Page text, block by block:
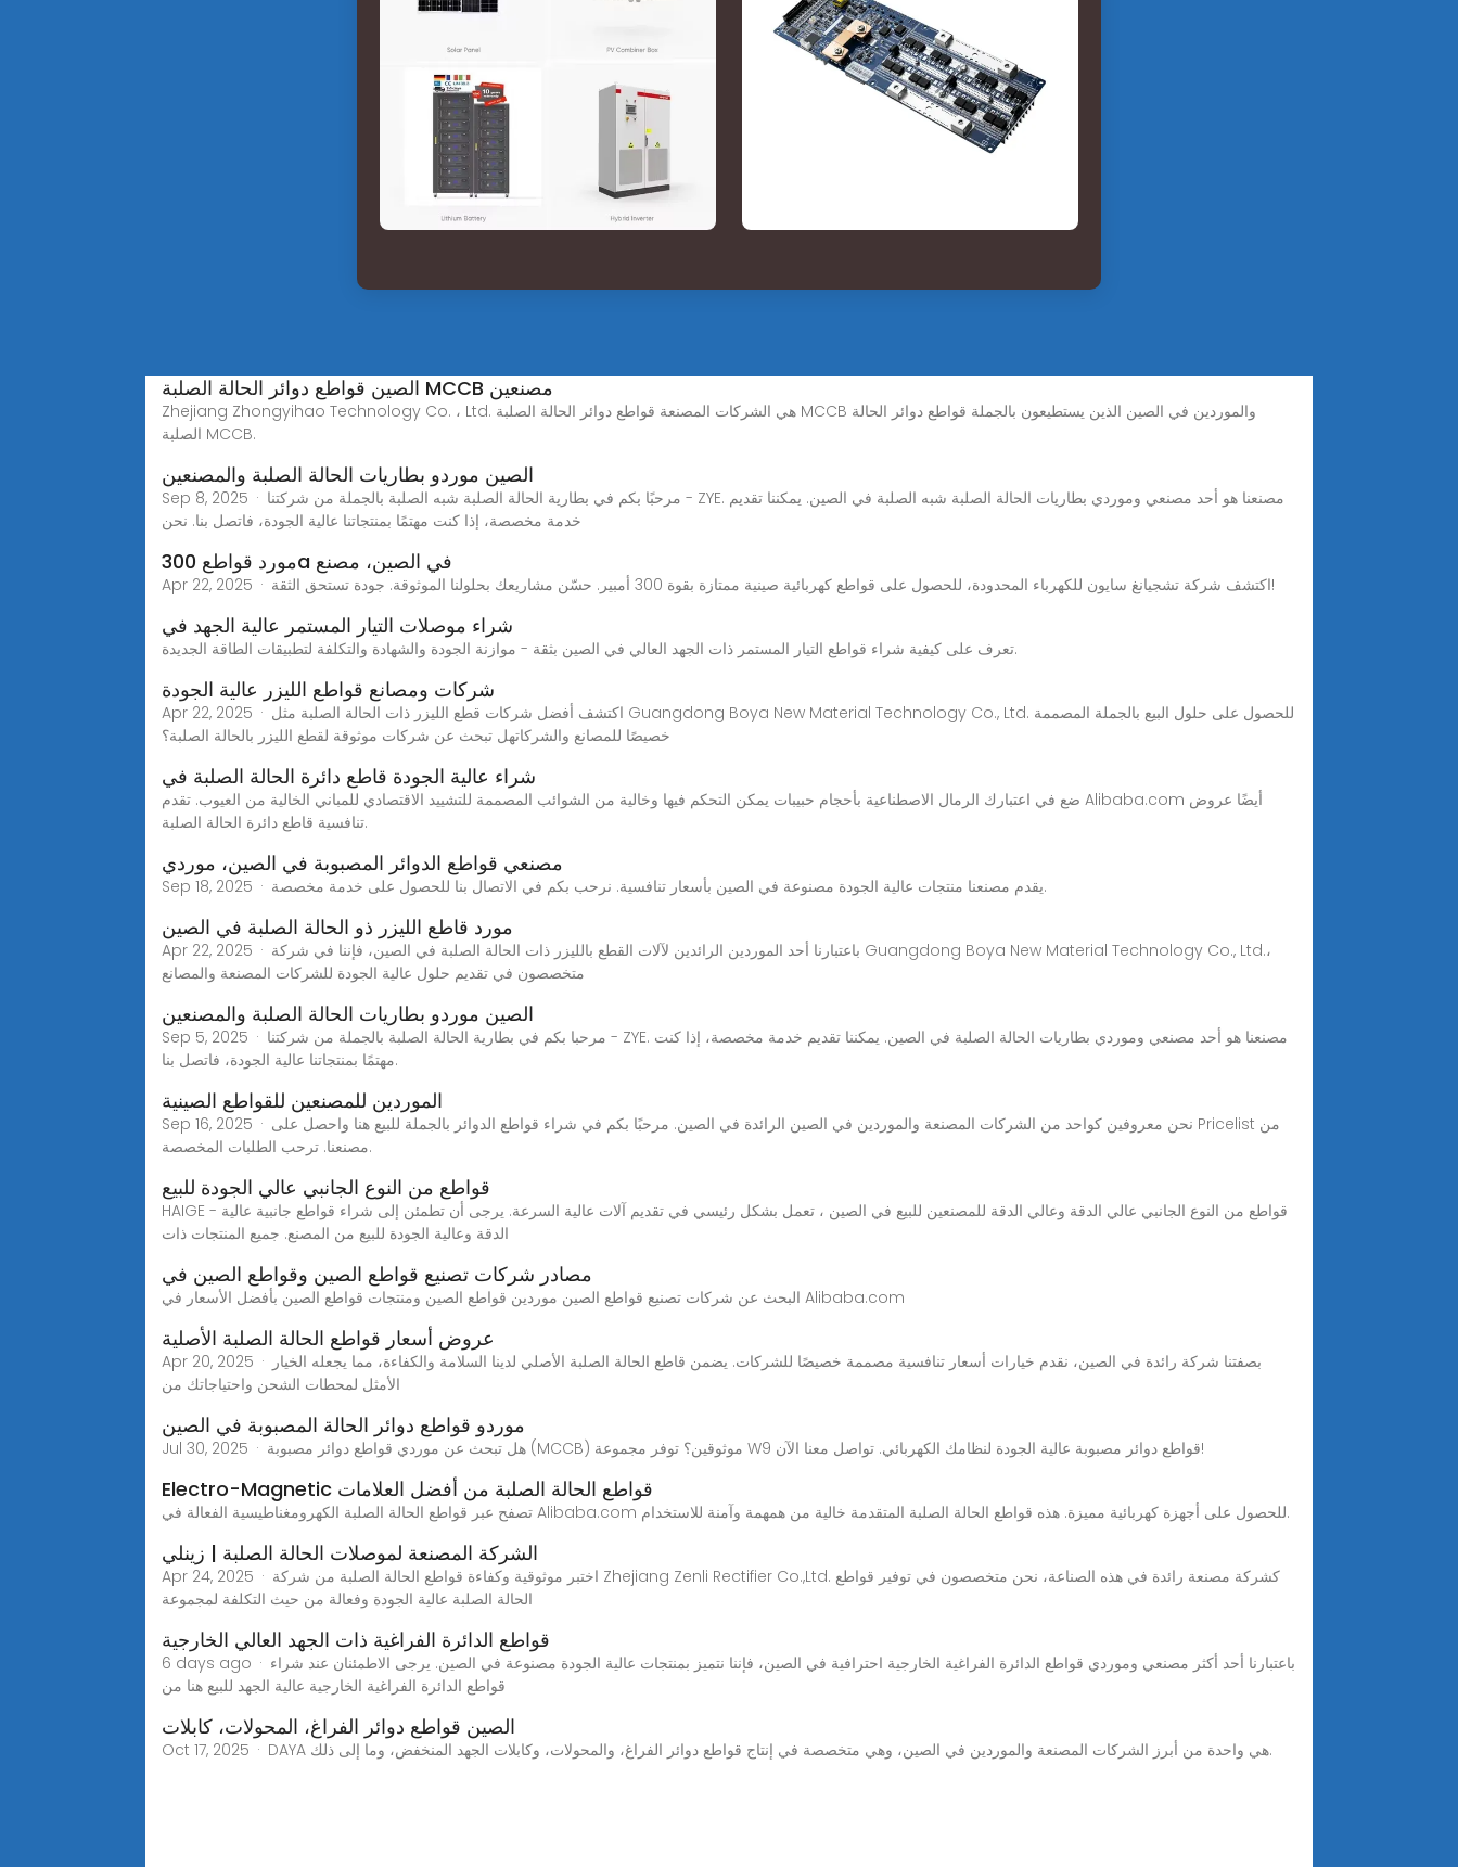
الصين قواطع دوائر الحالة الصلبة MCCB مصنعين
Zhejiang Zhongyihao Technology Co. ، Ltd. هي الشركات المصنعة قواطع دوائر الحالة الصلبة MCCB والموردين في الصين الذين يستطيعون بالجملة قواطع دوائر الحالة
الصلبة MCCB.
الصين موردو بطاريات الحالة الصلبة والمصنعين
Sep 8, 2025 · مرحبًا بكم في بطارية الحالة الصلبة شبه الصلبة بالجملة من شركتنا - ZYE. مصنعنا هو أحد مصنعي وموردي بطاريات الحالة الصلبة شبه الصلبة في الصين. يمكننا تقديم
خدمة مخصصة، إذا كنت مهتمًا بمنتجاتنا عالية الجودة، فاتصل بنا. نحن
مورد قواطع 300a في الصين، مصنع
Apr 22, 2025 · اكتشف شركة تشجيانغ سايون للكهرباء المحدودة، للحصول على قواطع كهربائية صينية ممتازة بقوة 300 أمبير. حسّن مشاريعك بحلولنا الموثوقة. جودة تستحق الثقة!
شراء موصلات التيار المستمر عالية الجهد في
تعرف على كيفية شراء قواطع التيار المستمر ذات الجهد العالي في الصين بثقة - موازنة الجودة والشهادة والتكلفة لتطبيقات الطاقة الجديدة.
شركات ومصانع قواطع الليزر عالية الجودة
Apr 22, 2025 · اكتشف أفضل شركات قطع الليزر ذات الحالة الصلبة مثل Guangdong Boya New Material Technology Co., Ltd. للحصول على حلول البيع بالجملة المصممة
خصيصًا للمصانع والشركاتهل تبحث عن شركات موثوقة لقطع الليزر بالحالة الصلبة؟
شراء عالية الجودة قاطع دائرة الحالة الصلبة في
ضع في اعتبارك الرمال الاصطناعية بأحجام حبيبات يمكن التحكم فيها وخالية من الشوائب المصممة للتشييد الاقتصادي للمباني الخالية من العيوب. تقدم Alibaba.com أيضًا عروض
تنافسية قاطع دائرة الحالة الصلبة.
مصنعي قواطع الدوائر المصبوبة في الصين، موردي
Sep 18, 2025 · يقدم مصنعنا منتجات عالية الجودة مصنوعة في الصين بأسعار تنافسية. نرحب بكم في الاتصال بنا للحصول على خدمة مخصصة.
مورد قاطع الليزر ذو الحالة الصلبة في الصين
Apr 22, 2025 · باعتبارنا أحد الموردين الرائدين لآلات القطع بالليزر ذات الحالة الصلبة في الصين، فإننا في شركة Guangdong Boya New Material Technology Co., Ltd.،
متخصصون في تقديم حلول عالية الجودة للشركات المصنعة والمصانع
الصين موردو بطاريات الحالة الصلبة والمصنعين
Sep 5, 2025 · مرحبا بكم في بطارية الحالة الصلبة بالجملة من شركتنا - ZYE. مصنعنا هو أحد مصنعي وموردي بطاريات الحالة الصلبة في الصين. يمكننا تقديم خدمة مخصصة، إذا كنت
مهتمًا بمنتجاتنا عالية الجودة، فاتصل بنا.
الموردين للمصنعين للقواطع الصينية
Sep 16, 2025 · نحن معروفين كواحد من الشركات المصنعة والموردين في الصين الرائدة في الصين. مرحبًا بكم في شراء قواطع الدوائر بالجملة للبيع هنا واحصل على Pricelist من
مصنعنا. ترحب الطلبات المخصصة.
قواطع من النوع الجانبي عالي الجودة للبيع
HAIGE - قواطع من النوع الجانبي عالي الدقة وعالي الدقة للمصنعين للبيع في الصين ، تعمل بشكل رئيسي في تقديم آلات عالية السرعة. يرجى أن تطمئن إلى شراء قواطع جانبية عالية
الدقة وعالية الجودة للبيع من المصنع. جميع المنتجات ذات
مصادر شركات تصنيع قواطع الصين وقواطع الصين في
البحث عن شركات تصنيع قواطع الصين موردين قواطع الصين ومنتجات قواطع الصين بأفضل الأسعار في Alibaba.com
عروض أسعار قواطع الحالة الصلبة الأصلية
Apr 20, 2025 · بصفتنا شركة رائدة في الصين، نقدم خيارات أسعار تنافسية مصممة خصيصًا للشركات. يضمن قاطع الحالة الصلبة الأصلي لدينا السلامة والكفاءة، مما يجعله الخيار
الأمثل لمحطات الشحن واحتياجاتك من
موردو قواطع دوائر الحالة المصبوبة في الصين
Jul 30, 2025 · هل تبحث عن موردي قواطع دوائر مصبوبة (MCCB) موثوقين؟ توفر مجموعة W9 قواطع دوائر مصبوبة عالية الجودة لنظامك الكهربائي. تواصل معنا الآن!
Electro-Magnetic قواطع الحالة الصلبة من أفضل العلامات
تصفح عبر قواطع الحالة الصلبة الكهرومغناطيسية الفعالة في Alibaba.com للحصول على أجهزة كهربائية مميزة. هذه قواطع الحالة الصلبة المتقدمة خالية من همهمة وآمنة للاستخدام.
الشركة المصنعة لموصلات الحالة الصلبة | زينلي
Apr 24, 2025 · اختبر موثوقية وكفاءة قواطع الحالة الصلبة من شركة Zhejiang Zenli Rectifier Co.,Ltd. كشركة مصنعة رائدة في هذه الصناعة، نحن متخصصون في توفير قواطع
الحالة الصلبة عالية الجودة وفعالة من حيث التكلفة لمجموعة
قواطع الدائرة الفراغية ذات الجهد العالي الخارجية
6 days ago · باعتبارنا أحد أكثر مصنعي وموردي قواطع الدائرة الفراغية الخارجية احترافية في الصين، فإننا نتميز بمنتجات عالية الجودة مصنوعة في الصين. يرجى الاطمئنان عند شراء
قواطع الدائرة الفراغية الخارجية عالية الجهد للبيع هنا من
الصين قواطع دوائر الفراغ، المحولات، كابلات
Oct 17, 2025 · DAYA هي واحدة من أبرز الشركات المصنعة والموردين في الصين، وهي متخصصة في إنتاج قواطع دوائر الفراغ، والمحولات، وكابلات الجهد المنخفض، وما إلى ذلك.